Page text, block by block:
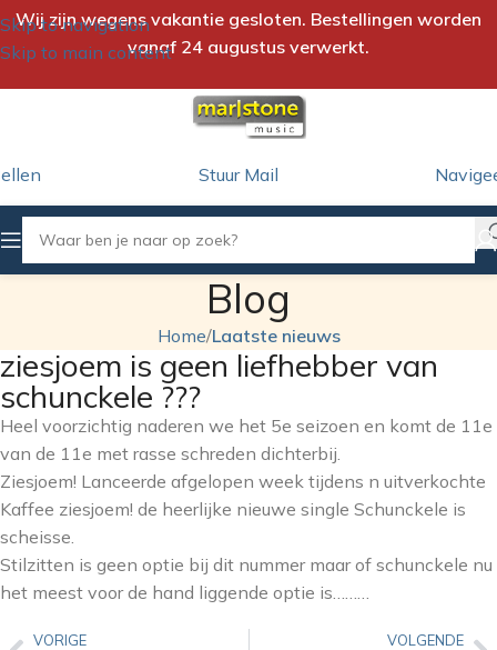
Skip to navigation
Skip to main content
Wij zijn wegens vakantie gesloten. Bestellingen worden
vanaf 24 augustus verwerkt.
Stuur Mail
Blog
Home/Laatste nieuws
ziesjoem is geen liefhebber van
schunckele ???
Heel voorzichtig naderen we het 5e seizoen en komt de 11e
van de 11e met rasse schreden dichterbij.
Ziesjoem! Lanceerde afgelopen week tijdens n uitverkochte
Kaffee ziesjoem! de heerlijke nieuwe single Schunckele is
scheisse.
Stilzitten is geen optie bij dit nummer maar of schunckele nu
het meest voor de hand liggende optie is………
VORIGE VOLGENDE